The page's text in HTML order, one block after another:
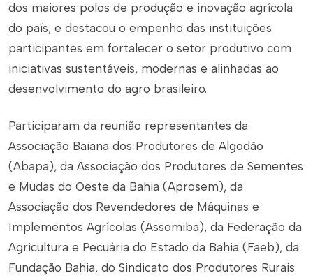
dos maiores polos de produção e inovação agrícola
do país, e destacou o empenho das instituições
participantes em fortalecer o setor produtivo com
iniciativas sustentáveis, modernas e alinhadas ao
desenvolvimento do agro brasileiro.
Participaram da reunião representantes da
Associação Baiana dos Produtores de Algodão
(Abapa), da Associação dos Produtores de Sementes
e Mudas do Oeste da Bahia (Aprosem), da
Associação dos Revendedores de Máquinas e
Implementos Agrícolas (Assomiba), da Federação da
Agricultura e Pecuária do Estado da Bahia (Faeb), da
Fundação Bahia, do Sindicato dos Produtores Rurais